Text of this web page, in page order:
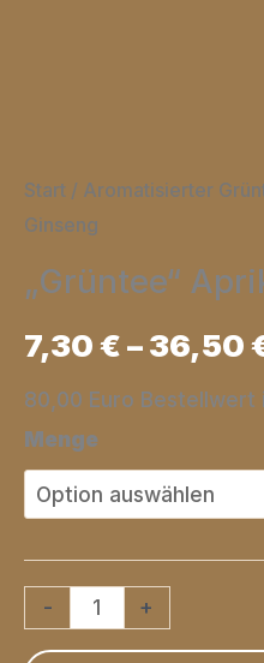
Start / Aromatisierter
Ginseng
„Grüntee“
7,30€–36,50
80,00 Euro Bestellwert
Menge
-
"Grüntee"
+